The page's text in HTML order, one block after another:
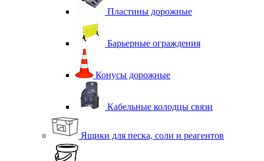
Пластины дорожные
Барьерные ограждения
Конусы дорожные
Кабельные колодцы связи
Ящики для песка, соли и реагентов